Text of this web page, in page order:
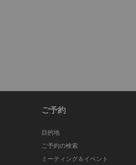
ご予約
目的地
ご予約の検索
ミーティング＆イベント